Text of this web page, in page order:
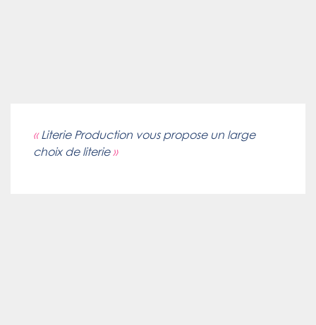
«Literie Production vous propose un large
choix de literie»